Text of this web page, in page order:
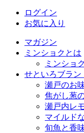
ログイン
お気に入り
マガジン
ミンショクとは
ミンショ
せといろブラン
瀬戸のお
焦がし葱
瀬戸内レ
マイルド
旬魚と香